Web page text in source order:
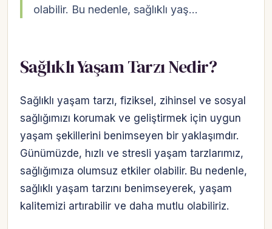
olabilir. Bu nedenle, sağlıklı yaş…
Sağlıklı Yaşam Tarzı Nedir?
Sağlıklı yaşam tarzı, fiziksel, zihinsel ve sosyal
sağlığımızı korumak ve geliştirmek için uygun
yaşam şekillerini benimseyen bir yaklaşımdır.
Günümüzde, hızlı ve stresli yaşam tarzlarımız,
sağlığımıza olumsuz etkiler olabilir. Bu nedenle,
sağlıklı yaşam tarzını benimseyerek, yaşam
kalitemizi artırabilir ve daha mutlu olabiliriz.